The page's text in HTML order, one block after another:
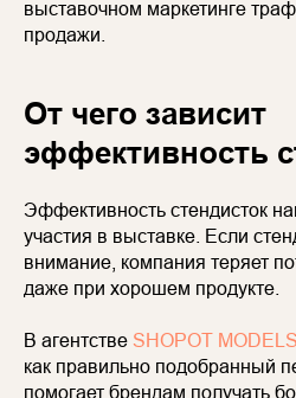
выставочном маркетинге
продажи.
От чего зависит
эффективность
Эффективность стендисток
участия в выставке. Если
внимание, компания теряет
даже при хорошем продукте.
В агентстве SHOPOT MODELS
как правильно подобранный
помогает брендам получать